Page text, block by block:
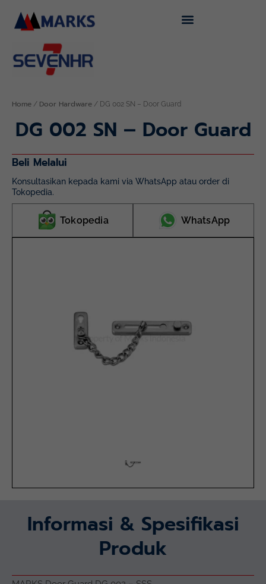
content
Home / Door Hardware / DG 002 SN – Door Guard
DG 002 SN – Door Guard
Beli Melalui
Konsultasikan kepada kami via WhatsApp atau order di
Tokopedia.
Tokopedia WhatsApp
Informasi & Spesifikasi
Produk